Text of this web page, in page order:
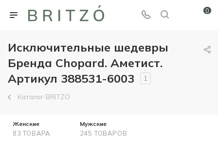
0
Исключительные шедевры
Бренда Chopard. Аметист.
Артикул 388531-6003
1
Каталог BRITZO
Женские
83 ТОВАРА
Мужские
245 ТОВАРОВ